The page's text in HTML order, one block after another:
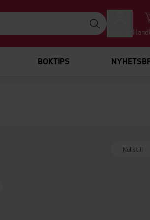
BOKTIPS
Nullstill